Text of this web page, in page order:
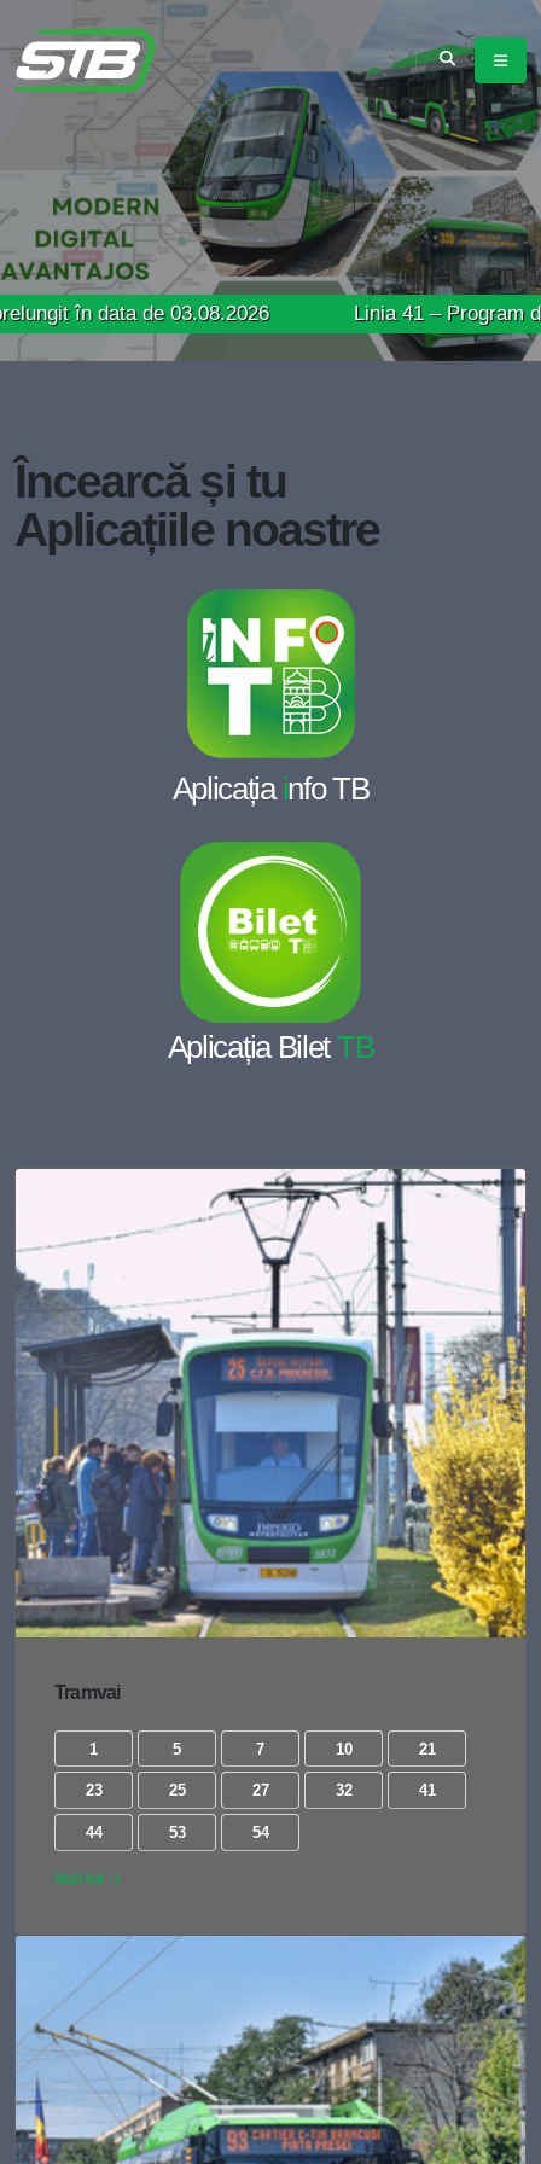
de 03.08.2026 Linia 41 – Program de
Încearcă și tu
Aplicațiile noastre
Aplicația info TB
Aplicația BiletTB
Tramvai
1 5 7 10 21
23 25 27 32 41
44 53 54
Vezi tot